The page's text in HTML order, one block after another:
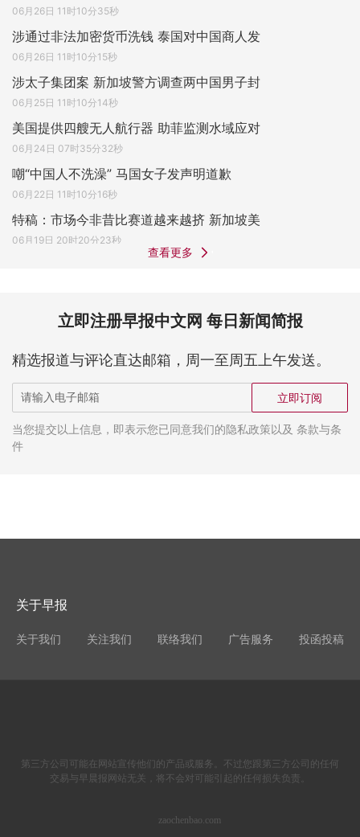
06月26日 11时10分35秒
涉通过非法加密货币洗钱 泰国对中国商人发
06月26日 11时10分15秒
涉太子集团案 新加坡警方调查两中国男子封
06月25日 11时10分14秒
美国提供四艘无人航行器 助菲监测水域应对
06月24日 07时35分32秒
嘲“中国人不洗澡” 马国女子发声明道歉
06月22日 11时10分16秒
特稿：市场今非昔比赛道越来越挤 新加坡美
06月19日 20时20分23秒
查看更多
立即注册早报中文网 每日新闻简报
精选报道与评论直达邮箱，周一至周五上午发送。
立即订阅
当您提交以上信息，即表示您已同意我们的隐私政策以及 条款与条
件
关于早报
关于我们 关注我们 联络我们 广告服务 投函投稿
第三方公司可能在网站宣传他们的产品或服务。不过您跟第三方公司的任何
交易与早晨报网站无关，将不会对可能引起的任何损失负责。
zaochenbao.com